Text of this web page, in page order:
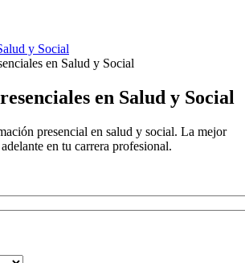
y Social
en Salud y Social
en Salud y Social
presencial en salud y social. La mejor
en tu carrera profesional.